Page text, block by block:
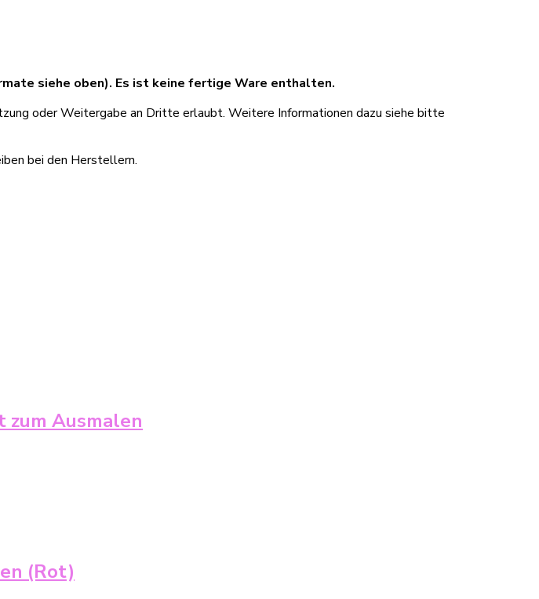
siehe oben). Es ist keine fertige Ware enthalten.
oder Weitergabe an Dritte erlaubt. Weitere Informationen dazu siehe bitte
bei den Herstellern.
zum Ausmalen
(Rot)